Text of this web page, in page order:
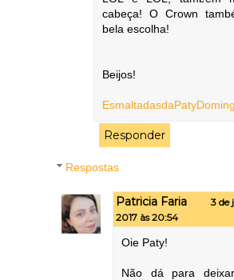
cabeça! O Crown
bela escolha!
Beijos!
Responder
Respostas
Patricia Faria
3 de
2017 às 20:54
Oie Paty!
Não dá para